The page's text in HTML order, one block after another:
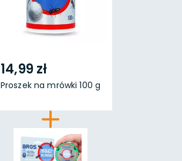
14,99 zł
Proszek na mrówki 100 g